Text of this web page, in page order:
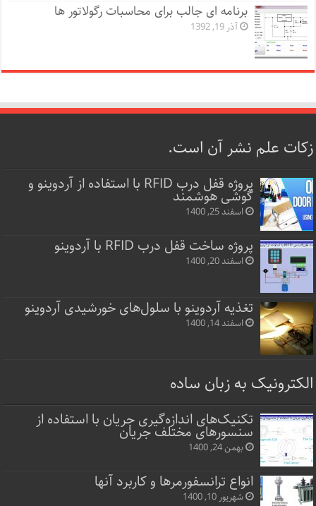
برنامه ای جالب برای محاسبات رگولاتور ها
آذر 19, 1392
زکات علم نشر آن است.
پروژه قفل‌ درب RFID با استفاده از آردوینو و
گوشی هوشمند
اسفند 25, 1400
پروژه ساخت قفل‌ درب RFID با آردوینو
اسفند 20, 1400
تغذیه آردوینو با سلول‌های خورشیدی آردوینو
اسفند 14, 1400
الکترونیک به زبان ساده
تکنیک‌های اندازه‌گیری جریان با استفاده از
سنسورهای مختلف جریان
بهمن 24, 1400
انواع ترانسفورمرها و کاربرد آنها
شهریور 10, 1400